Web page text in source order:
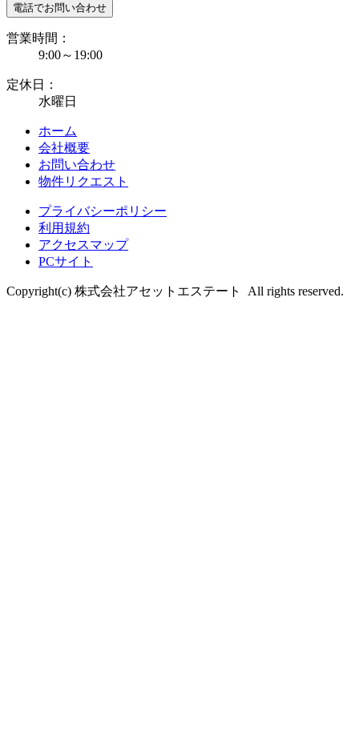
電話でお問い合わせ
営業時間：
9:00～19:00
定休日：
水曜日
ホーム
会社概要
お問い合わせ
物件リクエスト
プライバシーポリシー
利用規約
アクセスマップ
PCサイト
Copyright(c) 株式会社アセットエステート All rights reserved.